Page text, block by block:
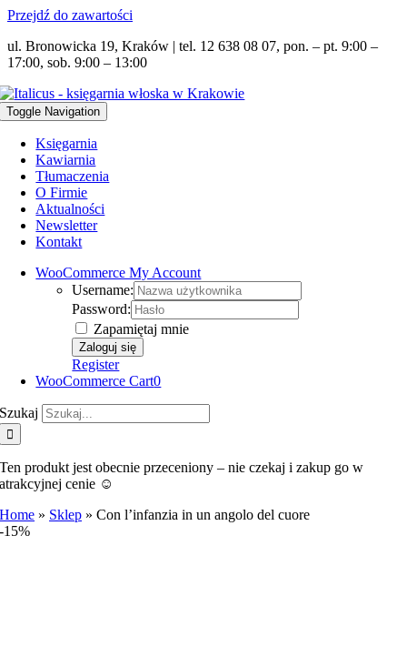
Przejdź do zawartości
ul. Bronowicka 19, Kraków | tel. 12 638 08 07, pon. – pt. 9:00 –
17:00, sob. 9:00 – 13:00
Toggle Navigation
Księgarnia
Kawiarnia
Tłumaczenia
O Firmie
Aktualności
Newsletter
Kontakt
WooCommerce My Account
Username:
Password:
Zapamiętaj mnie
Register
WooCommerce Cart0
Szukaj
Ten produkt jest obecnie przeceniony – nie czekaj i zakup go w
atrakcyjnej cenie ☺️
Home » Sklep »Con l’infanzia in un angolo del cuore
-15%